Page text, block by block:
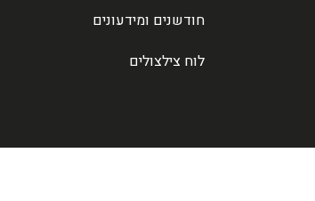
חודשנים ומידעונים
לוח צילצולים